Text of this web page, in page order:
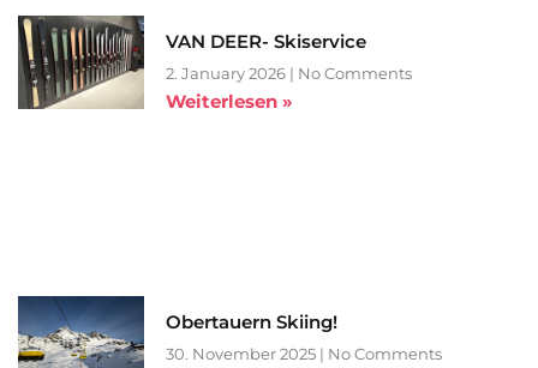
VAN DEER- Skiservice
2. January 2026 No Comments
Weiterlesen »
Obertauern Skiing!
30. November 2025 No Comments